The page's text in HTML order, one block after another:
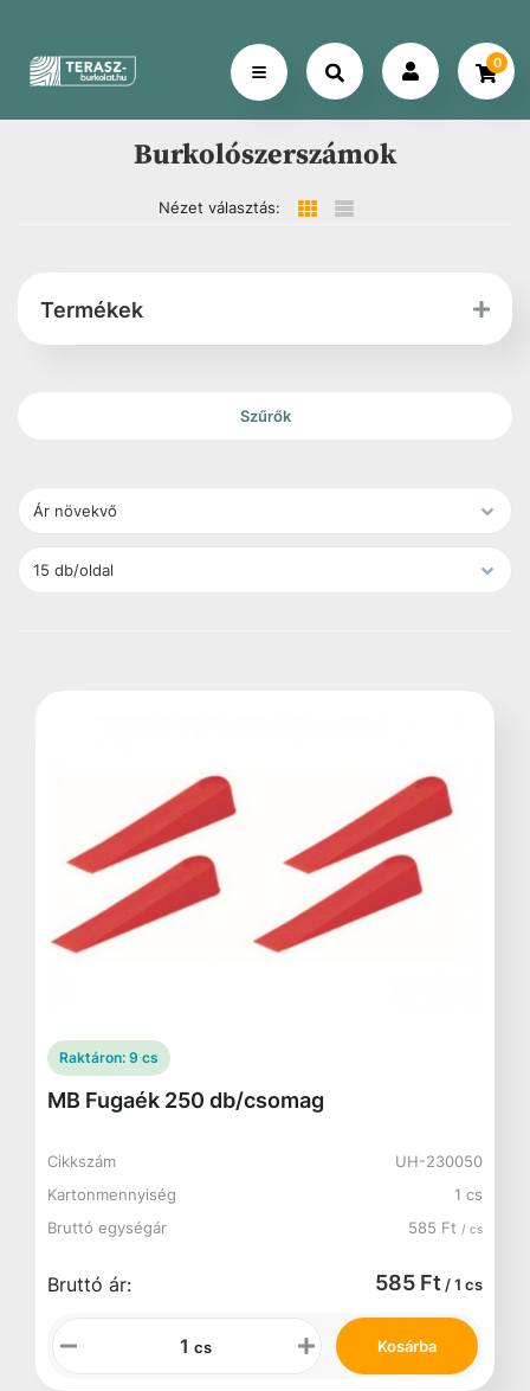
0
Burkolószerszámok
Nézet választás:
Termékek
Szűrők
Raktáron: 9 cs
MB Fugaék 250 db/csomag
Cikkszám
UH-230050
Kartonmennyiség
1 cs
Bruttó egységár
585 Ft / cs
Bruttó ár: 585 Ft / 1 cs
cs Kosárba